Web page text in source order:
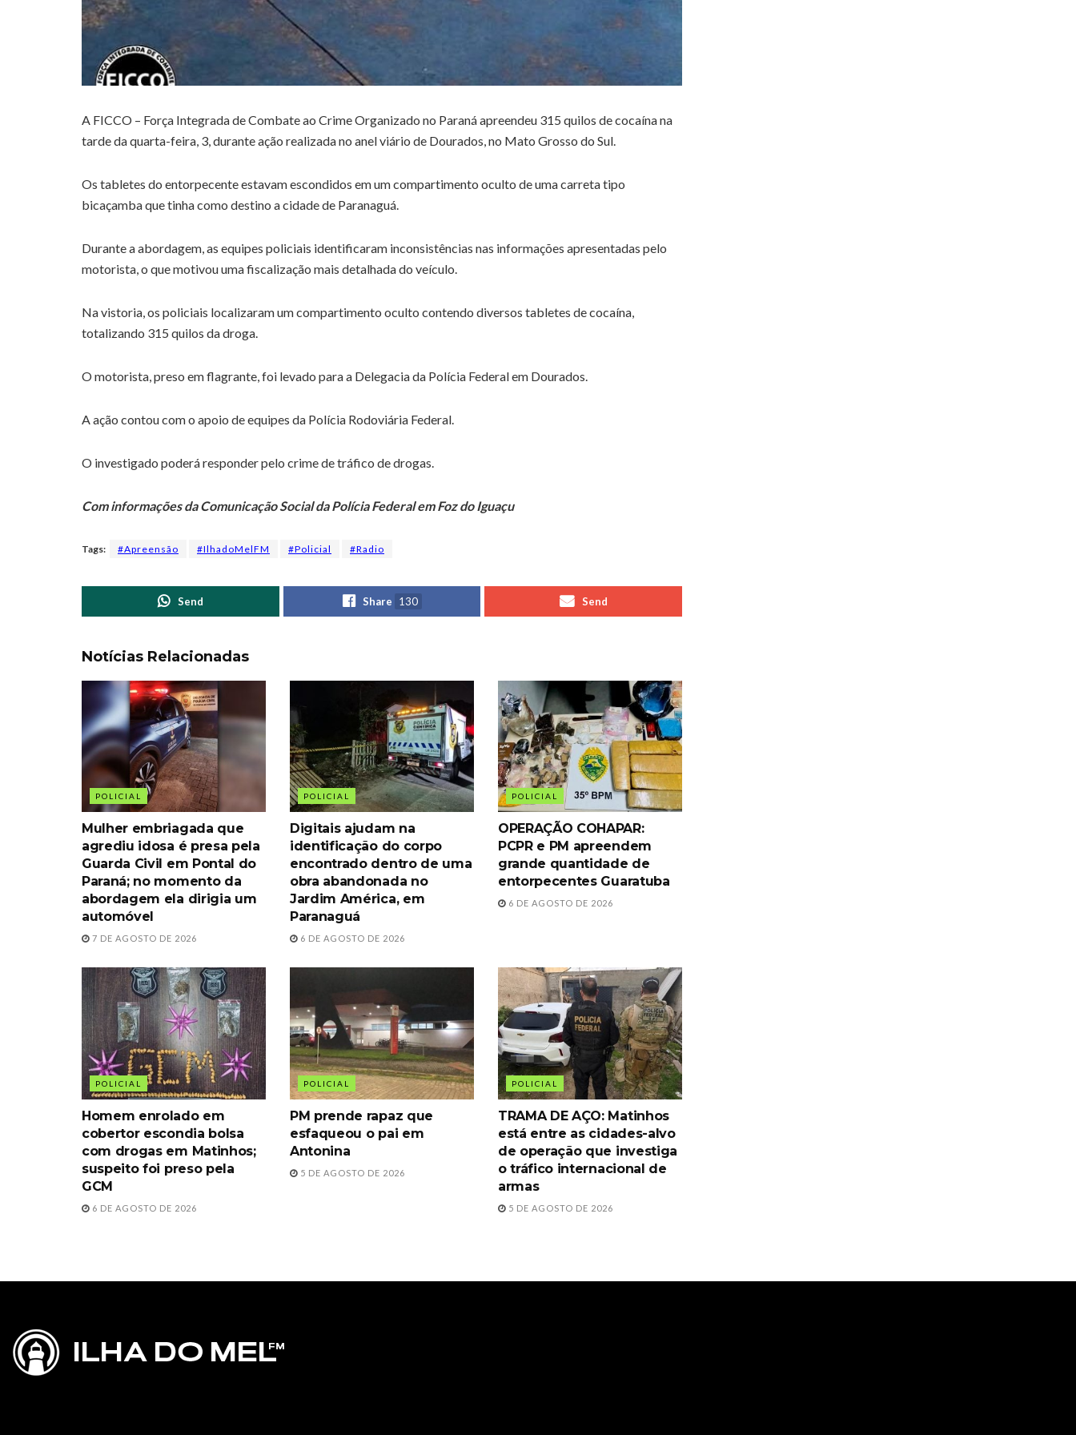
A FICCO – Força Integrada de Combate ao Crime Organizado no Paraná apreendeu 315 quilos de cocaína na
tarde da quarta-feira, 3, durante ação realizada no anel viário de Dourados, no Mato Grosso do Sul.
Os tabletes do entorpecente estavam escondidos em um compartimento oculto de uma carreta tipo
bicaçamba que tinha como destino a cidade de Paranaguá.
Durante a abordagem, as equipes policiais identificaram inconsistências nas informações apresentadas pelo
motorista, o que motivou uma fiscalização mais detalhada do veículo.
Na vistoria, os policiais localizaram um compartimento oculto contendo diversos tabletes de cocaína,
totalizando 315 quilos da droga.
O motorista, preso em flagrante, foi levado para a Delegacia da Polícia Federal em Dourados.
A ação contou com o apoio de equipes da Polícia Rodoviária Federal.
O investigado poderá responder pelo crime de tráfico de drogas.
Com informações da Comunicação Social da Polícia Federal em Foz do Iguaçu
Tags: #Apreensão #IlhadoMelFM #Policial #Radio
Send Share 130 Send
Notícias Relacionadas
POLICIAL
Mulher embriagada que
agrediu idosa é presa pela
Guarda Civil em Pontal do
Paraná; no momento da
abordagem ela dirigia um
automóvel
7 DE AGOSTO DE 2026
POLICIAL
Digitais ajudam na
identificação do corpo
encontrado dentro de uma
obra abandonada no
Jardim América, em
Paranaguá
6 DE AGOSTO DE 2026
POLICIAL
OPERAÇÃO COHAPAR:
PCPR e PM apreendem
grande quantidade de
entorpecentes Guaratuba
6 DE AGOSTO DE 2026
POLICIAL
Homem enrolado em
cobertor escondia bolsa
com drogas em Matinhos;
suspeito foi preso pela
GCM
6 DE AGOSTO DE 2026
POLICIAL
PM prende rapaz que
esfaqueou o pai em
Antonina
5 DE AGOSTO DE 2026
POLICIAL
TRAMA DE AÇO: Matinhos
está entre as cidades-alvo
de operação que investiga
o tráfico internacional de
armas
5 DE AGOSTO DE 2026